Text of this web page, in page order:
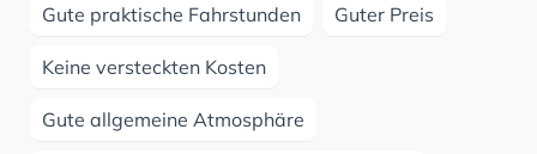
Gute praktische Fahrstunden Guter Preis
Keine versteckten Kosten
Gute allgemeine Atmosphäre